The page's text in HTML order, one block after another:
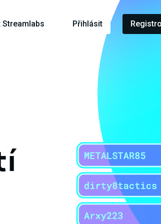
Streamlabs Přihlásit